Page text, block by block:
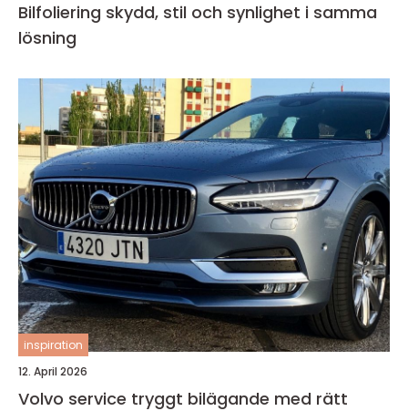
Bilfoliering skydd, stil och synlighet i samma
lösning
inspiration
12. April 2026
Volvo service tryggt bilägande med rätt